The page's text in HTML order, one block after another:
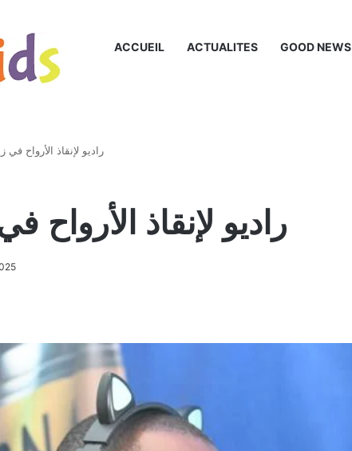
ACCUEIL ACTUALITES GOOD NEWS
راديو لإنقاذ الأرواح في
راديو لإنقاذ الأرواح